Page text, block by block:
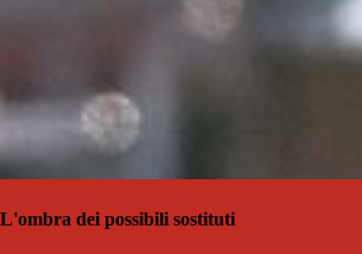
L'ombra dei possibili sostituti